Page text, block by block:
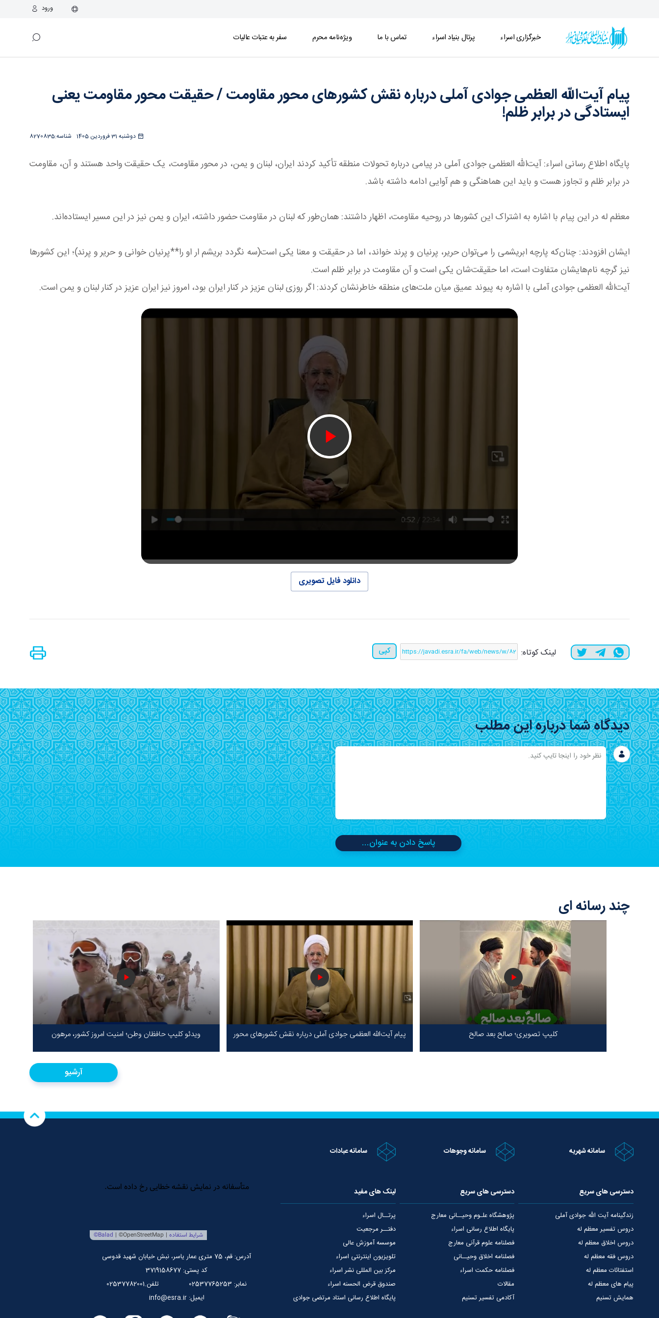
ورود
خبرگزاری اسراء پرتال بنیاد اسراء تماس با ما ویژه‌نامه محرم سفر به عتبات عالیات
پیام آیت‌الله العظمی جوادی آملی درباره نقش کشورهای محور مقاومت / حقیقت محور مقاومت یعنی
ایستادگی در برابر ظلم!
دوشنبه 31 فروردین 1405 8270835شناسه:
پایگاه اطلاع رسانی اسراء: آیت‌الله العظمی جوادی آملی در پیامی درباره تحولات منطقه تأکید کردند ایران، لبنان و یمن، در محور مقاومت، یک حقیقت واحد هستند و آن، مقاومت
در برابر ظلم و تجاوز هست و باید این هماهنگی و هم آوایی ادامه داشته باشد.
معظم له در این پیام با اشاره به اشتراک این کشورها در روحیه مقاومت، اظهار داشتند: همان‌طور که لبنان در مقاومت حضور داشته، ایران و یمن نیز در این مسیر ایستاده‌اند.
ایشان افزودند: چنان‌که پارچه ابریشمی را می‌توان حریر، پرنیان و پرند خواند، اما در حقیقت و معنا یکی است(سه نگردد بریشم ار او را**پرنیان خوانی و حریر و پرند)؛ این کشورها
نیز گرچه نام‌هایشان متفاوت است، اما حقیقت‌شان یکی است و آن مقاومت در برابر ظلم است.
آیت‌الله العظمی جوادی آملی با اشاره به پیوند عمیق میان ملت‌های منطقه خاطرنشان کردند: اگر روزی لبنان عزیز در کنار ایران بود، امروز نیز ایران عزیز در کنار لبنان و یمن است.
دانلود فایل تصویری
لینک کوتاه: کپی
دیدگاه شما درباره این مطلب
پاسخ دادن به عنوان...
چند رسانه ای
کلیپ تصویری؛ صالح بعد صالح پیام آیت‌الله العظمی جوادی آملی درباره نقش کشورهای محور ویدئو کلیپ حافظان وطن؛ امنیت امروز کشور، مرهون
آرشیو
سامانه شهریه سامانه وجوهات سامانه عبادات
دسترسی های سریع
زندگینامه آیت الله جوادی آملی
دروس تفسیر معظم له
دروس اخلاق معظم له
دروس فقه معظم له
استفتائات معظم له
پیام های معظم له
همایش تسنیم
دسترسی های سریع
پژوهشگاه علـوم وحیــانی معارج
پایگاه اطلاع رسانی اسراء
فصلنامه علوم قرآنی معارج
فصلنامه اخلاق وحیــانی
فصلنامه حکمت اسراء
مقالات
آکادمی تفسیر تسنیم
لینک های مفید
پرتــال اسراء
دفتــر مرجعیت
موسسه آموزش عالی
تلویزیون اینترنتی اسراء
مرکز بین المللی نشر اسراء
صندوق قرض الحسنه اسراء
پایگاه اطلاع رسانی استاد مرتضی جوادی
آدرس: قم، 75 متری عمار یاسر، نبش خیابان شهید قدوسی
کد پستی: 3719158677
نمابر: 02537765253
تلفن.02537782001
ایمیل: info@esra.ir